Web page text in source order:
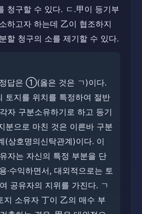
청구할 수 있다. ㄷ.甲이 등기부
하고자 하는데 乙이 협조하지
할 청구의 소를 제기할 수 있다.
답은 ①(옳은 것은 ㄱ)이다.
토지를 위치를 특정하여 절반
자 구분소유하기로 하고 등기
분으로 마친 것은 이른바 구분
(상호명의신탁관계)이다. 이
자는 자신의 특정 부분을 단
·수익하면서, 대외적으로는 토
공유자의 지위를 가진다. ㄱ
지 소유자 丁이 乙의 매수 부